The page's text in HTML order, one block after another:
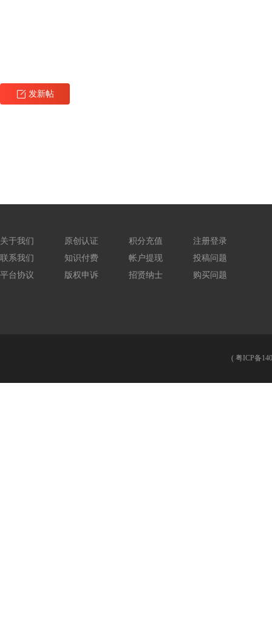
发新帖
关于我们
联系我们
平台协议
原创认证
知识付费
版权申诉
积分充值
帐户提现
招贤纳士
注册登录
投稿问题
购买问题
( 粤ICP备